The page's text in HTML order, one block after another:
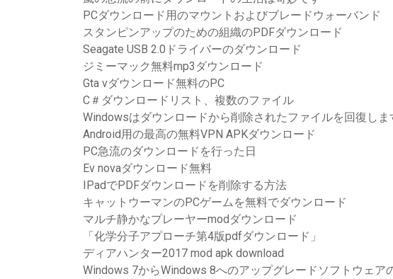
PCダウンロード用のマウントおよびブレードウォーバンド
スタンピンアップのための組織のPDFダウンロード
Seagate USB 2.0ドライバーのダウンロード
ジミーマック無料mp3ダウンロード
Gta vダウンロード無料のPC
C＃ダウンロードリスト、複数のファイル
Windowsはダウンロードから削除されたファイルを回復しま
Android用の最高の無料VPN APKダウンロード
PC急流のダウンロードを行った日
Ev novaダウンロード無料
IPadでPDFダウンロードを削除する方法
キャットウーマンのPCゲームを無料でダウンロード
マルチ静かなプレーヤーmodダウンロード
「化学分子アプローチ第4版pdfダウンロード」
ディアハンター2017 mod apk download
Windows 7からWindows 8へのアップグレードソフトウェア